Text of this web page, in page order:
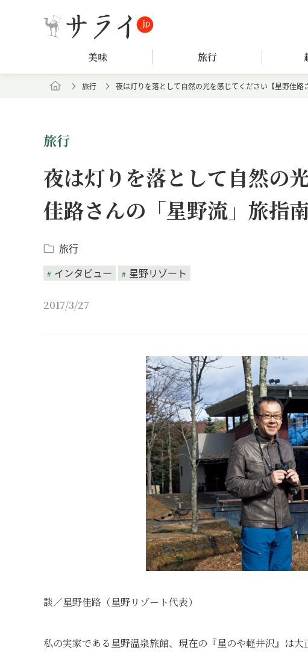
美味 旅行
旅行 夜は灯りを落として自然の光を感じてください【星野佳
旅行
夜は灯りを落として自然の
佳路さんの「星野流」旅指
旅行
インタビュー
星野リゾート
2017/3/27
談／星野佳路（星野リゾート代表）
私の実家である星野温泉旅館、現在の『星のや軽井沢』は